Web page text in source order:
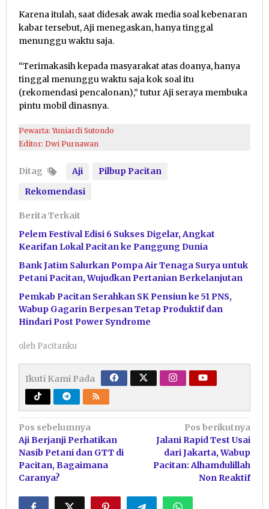
Karena itulah, saat didesak awak media soal kebenaran
kabar tersebut, Aji menegaskan, hanya tinggal
menunggu waktu saja.
“Terimakasih kepada masyarakat atas doanya, hanya
tinggal menunggu waktu saja kok soal itu
(rekomendasi pencalonan),” tutur Aji seraya membuka
pintu mobil dinasnya.
Pewarta: Yuniardi Sutondo
Editor: Dwi Purnawan
Ditag Aji
Pilbup Pacitan
Rekomendasi
Berita Terkait
Pelem Festival Edisi 6 Sukses Digelar, Angkat
Kearifan Lokal Pacitan ke Panggung Dunia
Bank Jatim Salurkan Pompa Air Tenaga Surya untuk
Petani Pacitan, Wujudkan Pertanian Berkelanjutan
Pemkab Pacitan Serahkan SK Pensiun ke 51 PNS,
Wabup Gagarin Berpesan Tetap Produktif dan
Hindari Post Power Syndrome
oleh Pacitanku
Ikuti Kami Pada
Navigasi
pos
Pos sebelumnya
Aji Berjanji Perhatikan
Nasib Petani dan GTT di
Pacitan, Bagaimana
Caranya?
Pos berikutnya
Jalani Rapid Test Usai
dari Jakarta, Wabup
Pacitan: Alhamdulillah
Non Reaktif